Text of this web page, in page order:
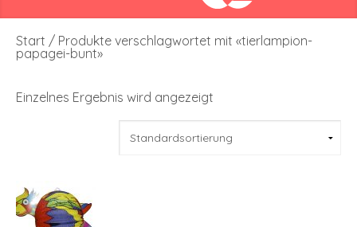
Start / Produkte verschlagwortet mit «tierlampion-
papagei-bunt»
Einzelnes Ergebnis wird angezeigt